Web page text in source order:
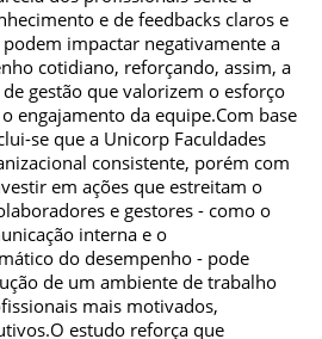
e de feedbacks claros e
impactar negativamente a
cotidiano, reforçando, assim, a
gestão que valorizem o esforço
engajamento da equipe.Com base
se que a Unicorp Faculdades
consistente, porém com
em ações que estreitam o
e gestores - como o
interna e o
do desempenho - pode
de um ambiente de trabalho
mais motivados,
estudo reforça que